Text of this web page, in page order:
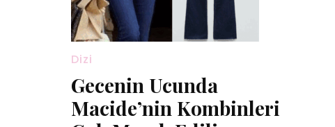
Dizi
Gecenin Ucunda
Macide’nin Kombinleri